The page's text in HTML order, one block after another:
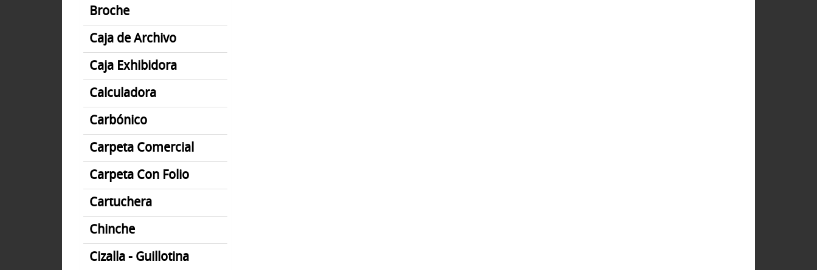
Broche
Caja de Archivo
Caja Exhibidora
Calculadora
Carbónico
Carpeta Comercial
Carpeta Con Folio
Cartuchera
Chinche
Cizalla - Guillotina